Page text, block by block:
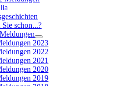
schon...?
2023
2022
2021
2020
2019